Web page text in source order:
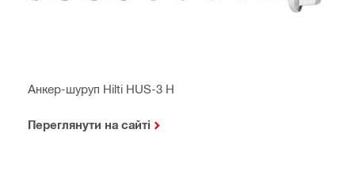
Анкер-шуруп Hilti HUS-3 H
Переглянути на сайті